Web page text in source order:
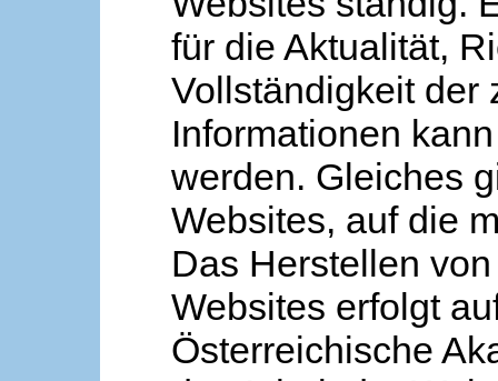
für die Aktualität,
Vollständigkeit der
Informationen
werden. Gleiches
Websites, auf die
Das Herstellen
Websites erfolgt
Österreichische